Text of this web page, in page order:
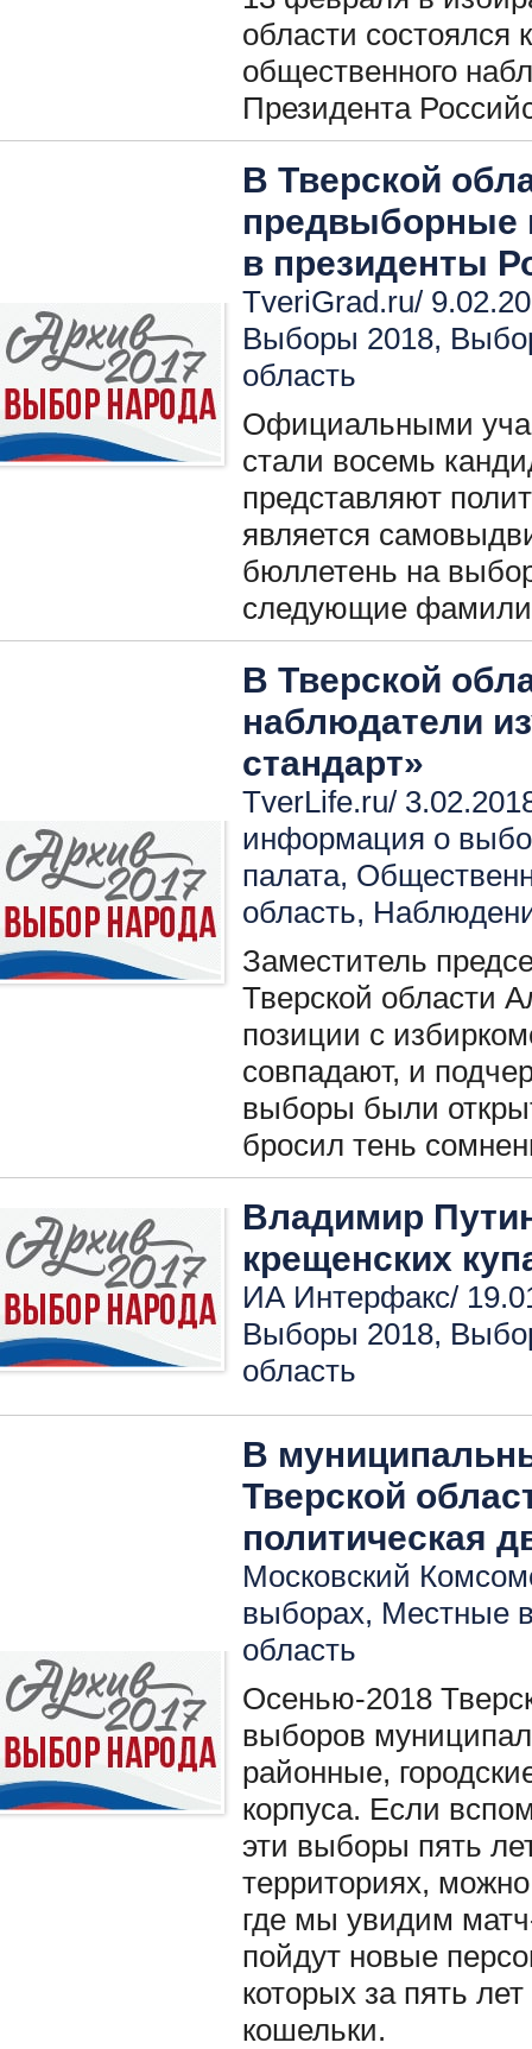
области состоялся
общественного
Президента
В Тверской
предвыборные
в президенты
TveriGrad.ru/
Выборы 2018,
область
Официальными
стали восемь
представляют
является
бюллетень на
следующие
В Тверской
наблюдатели
стандарт»
TverLife.ru/
информация о
палата,
область,
Заместитель
Тверской области
позиции с
совпадают, и
выборы были
бросил тень
Владимир
крещенских
ИА Интерфакс/
Выборы 2018,
область
В
Тверской
политическая
Московский
выборах, Местные
область
Осенью-2018
выборов
районные,
корпуса. Если
эти выборы пять
территориях,
где мы увидим
пойдут новые
которых за пять
кошельки.